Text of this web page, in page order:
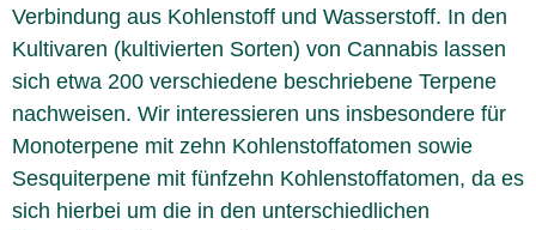
Verbindung aus Kohlenstoff und Wasserstoff. In den
Kultivaren (kultivierten Sorten) von Cannabis lassen
sich etwa 200 verschiedene beschriebene Terpene
nachweisen. Wir interessieren uns insbesondere für
Monoterpene mit zehn Kohlenstoffatomen sowie
Sesquiterpene mit fünfzehn Kohlenstoffatomen, da es
sich hierbei um die in den unterschiedlichen